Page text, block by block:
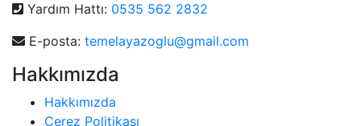
Yardım Hattı: 0535 562 2832
E-posta: temelayazoglu@gmail.com
Hakkımızda
Hakkımızda
Çerez Politikası